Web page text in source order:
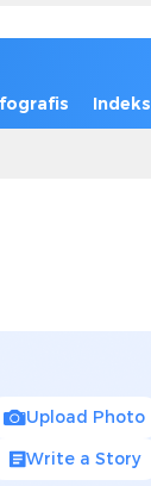
Indeks
Upload Photo
Write a Story